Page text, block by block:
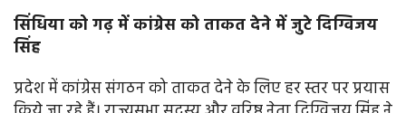
सिंधिया को गढ़ में कांग्रेस को ताकत देने में जुटे दिग्विजय
सिंह
प्रदेश में कांग्रेस संगठन को ताकत देने के लिए हर स्तर पर प्रयास